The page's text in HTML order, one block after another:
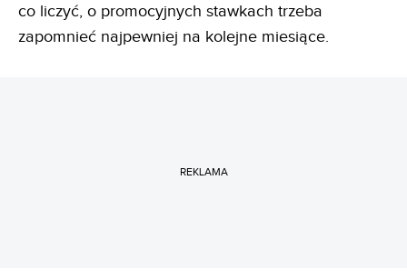
co liczyć, o promocyjnych stawkach trzeba
zapomnieć najpewniej na kolejne miesiące.
REKLAMA